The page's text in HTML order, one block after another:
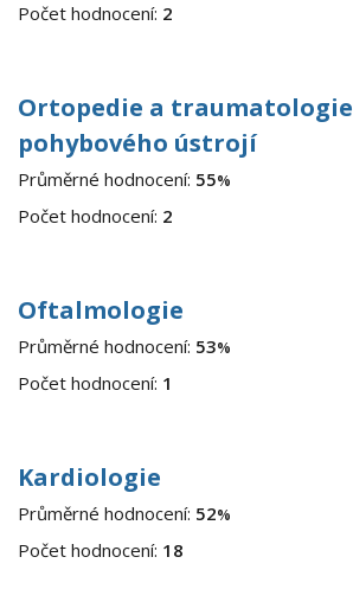
Počet hodnocení: 2
Ortopedie a traumatologie
pohybového ústrojí
Průměrné hodnocení: 55%
Počet hodnocení: 2
Oftalmologie
Průměrné hodnocení: 53%
Počet hodnocení: 1
Kardiologie
Průměrné hodnocení: 52%
Počet hodnocení: 18